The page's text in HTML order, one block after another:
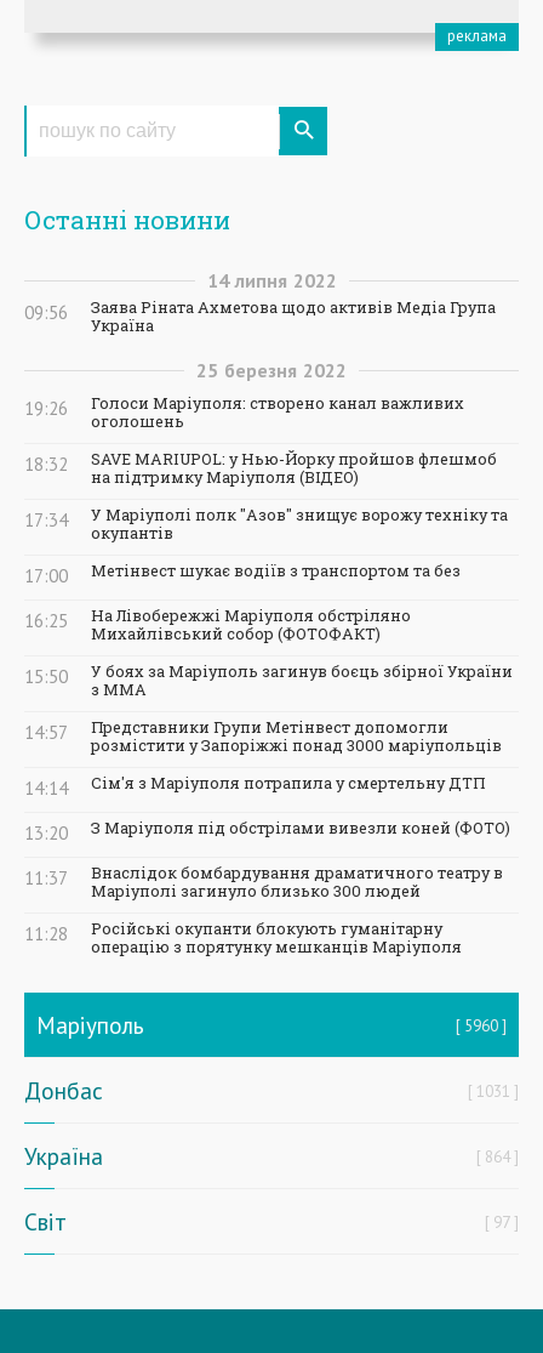
Останні новини
14 липня 2022
09:56
Заява Ріната Ахметова щодо активів Медіа Група
Україна
25 березня 2022
19:26
Голоси Маріуполя: створено канал важливих
оголошень
18:32
SAVE MARIUPOL: у Нью-Йорку пройшов флешмоб
на підтримку Маріуполя (ВІДЕО)
17:34
У Маріуполі полк "Азов" знищує ворожу техніку та
окупантів
17:00 Метінвест шукає водіїв з транспортом та без
16:25
На Лівобережжі Маріуполя обстріляно
Михайлівський собор (ФОТОФАКТ)
15:50
У боях за Маріуполь загинув боєць збірної України
з ММА
14:57
Представники Групи Метінвест допомогли
розмістити у Запоріжжі понад 3000 маріупольців
14:14 Сім'я з Маріуполя потрапила у смертельну ДТП
13:20 З Маріуполя під обстрілами вивезли коней (ФОТО)
11:37
Внаслідок бомбардування драматичного театру в
Маріуполі загинуло близько 300 людей
11:28
Російські окупанти блокують гуманітарну
операцію з порятунку мешканців Маріуполя
Маріуполь 5960
Донбас 1031
Україна 864
Світ 97